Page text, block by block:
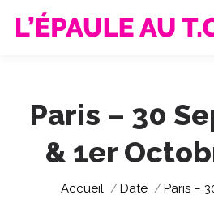
Paris – 30
& 1er
Vous êtes ici :
Accueil Date Paris –